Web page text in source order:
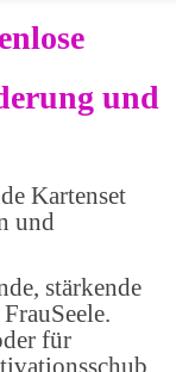
und
Kartenset
und
stärkende
für